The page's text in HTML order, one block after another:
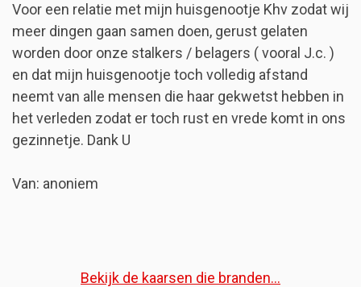
Voor een relatie met mijn huisgenootje Khv zodat wij
meer dingen gaan samen doen, gerust gelaten
worden door onze stalkers / belagers ( vooral J.c. )
en dat mijn huisgenootje toch volledig afstand
neemt van alle mensen die haar gekwetst hebben in
het verleden zodat er toch rust en vrede komt in ons
gezinnetje. Dank U
Van: anoniem
Bekijk de kaarsen die branden...